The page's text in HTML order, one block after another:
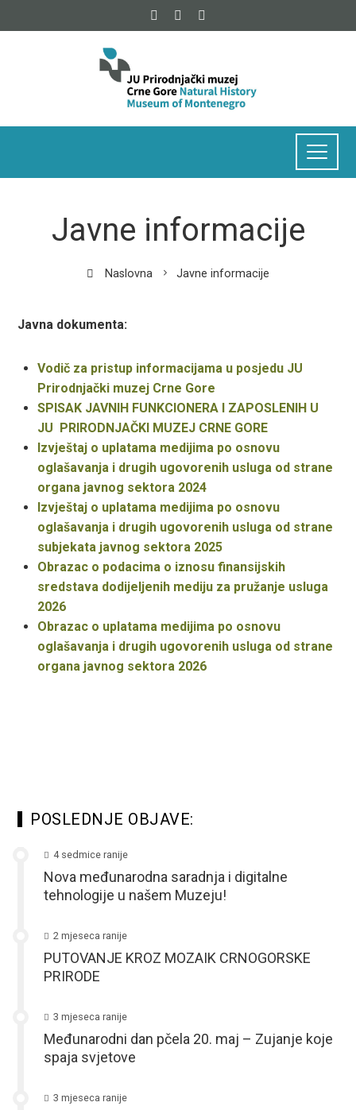
Javne informacije
Naslovna Javne informacije
Javna dokumenta:
Vodič za pristup informacijama u posjedu JU
Prirodnjački muzej Crne Gore
SPISAK JAVNIH FUNKCIONERA I ZAPOSLENIH U
JU PRIRODNJAČKI MUZEJ CRNE GORE
Izvještaj o uplatama medijima po osnovu
oglašavanja i drugih ugovorenih usluga od strane
organa javnog sektora 2024
Izvještaj o uplatama medijima po osnovu
oglašavanja i drugih ugovorenih usluga od strane
subjekata javnog sektora 2025
Obrazac o podacima o iznosu finansijskih
sredstava dodijeljenih mediju za pružanje usluga
2026
Obrazac o uplatama medijima po osnovu
oglašavanja i drugih ugovorenih usluga od strane
organa javnog sektora 2026
POSLEDNJE OBJAVE:
4 sedmice ranije
Nova međunarodna saradnja i digitalne
tehnologije u našem Muzeju!
2 mjeseca ranije
PUTOVANJE KROZ MOZAIK CRNOGORSKE
PRIRODE
3 mjeseca ranije
Međunarodni dan pčela 20. maj – Zujanje koje
spaja svjetove
3 mjeseca ranije